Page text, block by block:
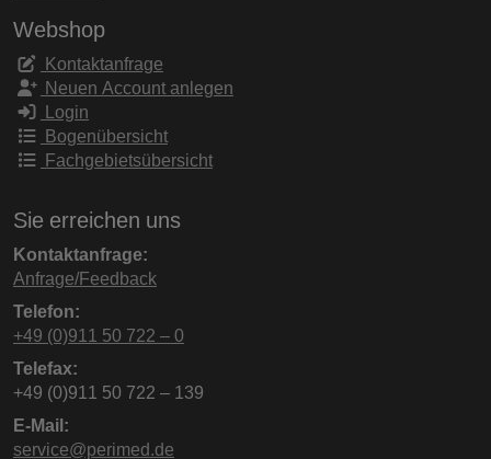
Webshop
Kontaktanfrage
Neuen Account anlegen
Login
Bogenübersicht
Fachgebietsübersicht
Sie erreichen uns
Kontaktanfrage:
Anfrage/Feedback
Telefon:
+49 (0)911 50 722 – 0
Telefax:
+49 (0)911 50 722 – 139
E-Mail:
service@perimed.de